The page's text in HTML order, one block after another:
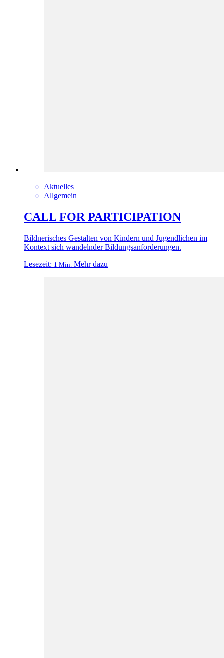
Aktuelles
Allgemein
CALL FOR PARTICIPATION
Bildnerisches Gestalten von Kindern und Jugendlichen im
Kontext sich wandelnder Bildungsanforderungen.
Lesezeit: 1 Min. Mehr dazu